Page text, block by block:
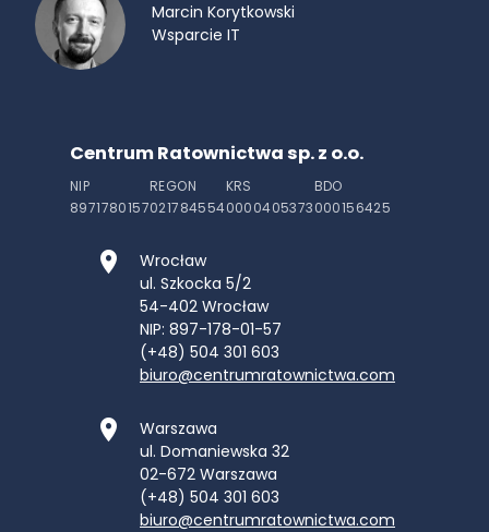
Marcin Korytkowski
Wsparcie IT
Centrum Ratownictwa sp. z o.o.
NIP
8971780157
REGON
021784554
KRS
0000405373
BDO
000156425
Wrocław
ul. Szkocka 5/2
54-402 Wrocław
NIP: 897-178-01-57
(+48) 504 301 603
biuro@centrumratownictwa.com
Warszawa
ul. Domaniewska 32
02-672 Warszawa
(+48) 504 301 603
biuro@centrumratownictwa.com